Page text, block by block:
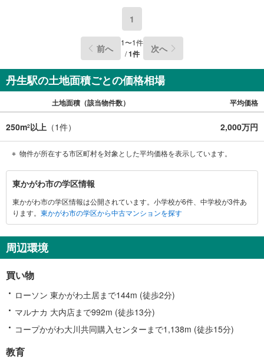
1
前へ 1〜1件
/1件 次へ
丹生駅の土地面積ごとの価格相場
土地面積（該当物件数） 平均価格
250m2以上 （1件） 2,000万円
物件が所在する市区町村を対象とした平均価格を表示しています。
東
か
が
わ
に
関
る
情
東かがわ市の学区情報
東かがわ市の学区情報は公開されています。小学校が6件、中学校が3件あ
ります。 東かがわ市の学区から中古マンションを探す
周辺環境
買い物
ローソン 東かがわ土居まで144m (徒歩2分)
マルナカ 大内店まで992m (徒歩13分)
コープかがわ大川共同購入センターまで1,138m (徒歩15分)
教育